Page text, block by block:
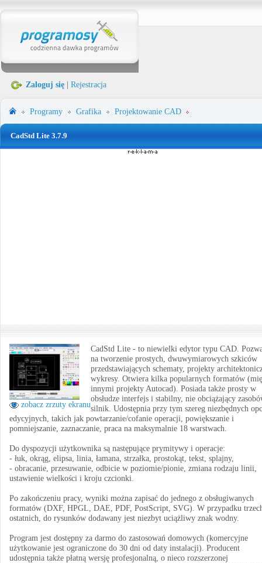
Zaloguj się Rejestracja
Programy Grafika Projektowanie CAD
CadStd Lite 3.7.9
zobacz zrzuty ekranu
CadStd Lite - to niewielki edytor typu CAD.
na tworzenie prostych, dwuwymiarowych szkiców
przedstawiających schematy, projekty
wykresy. Otwiera kilka popularnych formatów
innymi projekty Autocad). Posiada także prosty w
obsłudze interfejs i stabilny, nie obciążający
silnik. Udostępnia przy tym szereg niezbędnych
edycyjnych, takich jak powtarzanie/cofanie operacji, powiększanie i
pomniejszanie, zaznaczanie, praca na maksymalnie 18 warstwach.
Do dyspozycji użytkownika są następujące prymitywy i operacje:
- łuk, okrąg, elipsa, linia, łamana, strzałka, prostokąt, tekst, splajny,
- obracanie, przesuwanie, odbicie w poziomie/pionie, zmiana rodzaju linii,
ustawienie wielkości i kroju czcionki.
Po zakończeniu pracy, wyniki można zapisać do jednego z obsługiwanych
formatów (DXF, HPGL, DAE, PDF, PostScript, SVG). W przypadku
ostatnich, do rysunków dodawany jest niezbyt uciążliwy znak wodny.
Program jest dostępny za darmo do zastosowań domowych (komercyjne
użytkowanie jest ograniczone do 30 dni od daty instalacji). Producent
udostępnia także płatną wersję profesjonalną, o nieco rozszerzonej